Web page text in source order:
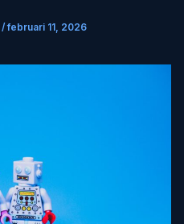
/februari 11, 2026